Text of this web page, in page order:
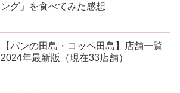
ング」を食べてみた感想
【パンの田島・コッペ田島】店舗一覧
2024年最新版（現在33店舗）